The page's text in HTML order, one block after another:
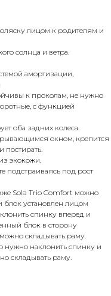
лицом к родителям и
солнца и ветра.
амортизации,
к проколам, не нужно
с функцией
оба задних колеса.
окном, крепится
постирать.
экокожи.
подстраиваясь под рост
Sola Trio Comfort можно
блок установлен лицом
спинку вперед и
блок в сторону
складывать раму.
нужно наклонить спинку и
складывать раму.